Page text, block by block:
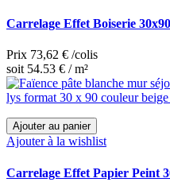
Carrelage Effet Boiserie
Prix 73,62 € /colis
soit 54.53 € / m²
Ajouter au panier
Ajouter à la wishlist
Carrelage Effet Papier Peint